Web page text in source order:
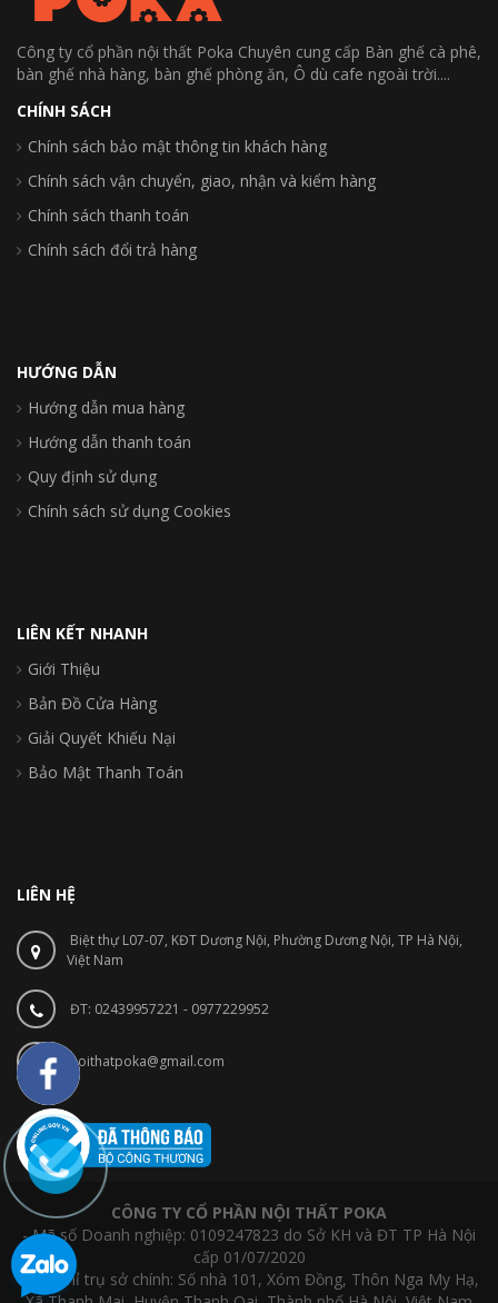
Công ty cổ phần nội thất Poka Chuyên cung cấp Bàn ghế cà phê,
bàn ghế nhà hàng, bàn ghế phòng ăn, Ô dù cafe ngoài trời....
CHÍNH SÁCH
Chính sách bảo mật thông tin khách hàng
Chính sách vận chuyển, giao, nhận và kiểm hàng
Chính sách thanh toán
Chính sách đổi trả hàng
HƯỚNG DẪN
Hướng dẫn mua hàng
Hướng dẫn thanh toán
Quy định sử dụng
Chính sách sử dụng Cookies
LIÊN KẾT NHANH
Giới Thiệu
Bản Đồ Cửa Hàng
Giải Quyết Khiếu Nại
Bảo Mật Thanh Toán
LIÊN HỆ
Biệt thự L07-07, KĐT Dương Nội, Phường Dương Nội, TP Hà Nội,
Việt Nam
ĐT: 02439957221 - 0977229952
noithatpoka@gmail.com
CÔNG TY CỔ PHẦN NỘI THẤT POKA
- Mã số Doanh nghiệp: 0109247823 do Sở KH và ĐT TP Hà Nội
cấp 01/07/2020
- Địa chỉ trụ sở chính: Số nhà 101, Xóm Đồng, Thôn Nga My Hạ,